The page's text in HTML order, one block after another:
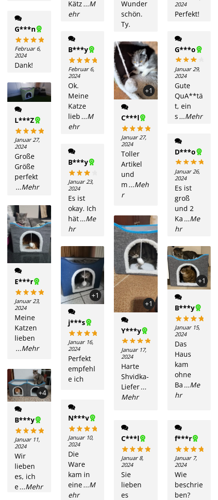
Kätz ...M
ehr
Wunder
schön.
Ty.
2024
Perfekt!
G***n
Februar 6,
2024
Dank!
B***y
Februar 6,
2024
Ok.
Meine
Katze
lieb ...M
ehr
G***o
Januar 29,
2024
Gute
QuA**tä
t, ein
s ...Mehr
+1
C***l
Januar 27,
2024
Toller
Artikel
und
m ...Meh
r
L***Z
Januar 27,
2024
Große
Größe
perfekt
...Mehr
D***o
Januar 26,
2024
Es ist
groß
und 2
Ka ...Me
hr
B***y
Januar 23,
2024
Es ist
okay. Ich
hät...Me
hr
E***r
Januar 23,
2024
Meine
Katzen
lieben
...Mehr
+1
Y***y
Januar 17,
2024
Harte
Shvidka-
Liefer...
Mehr
+1
j***s
Januar 16,
2024
Perfekt
empfehl
e ich
+1
B***y
Januar 15,
2024
Das
Haus
kam
ohne
Ba ...Me
hr
+4
B***y
Januar 11,
2024
Wir
lieben
es, ich
e...Mehr
N***v
Januar 10,
2024
Die
Ware
kam in
eine...M
ehr
C***l
Januar 8,
2024
Sie
lieben
es
f***r
Januar 7,
2024
Wie
beschrie
ben?